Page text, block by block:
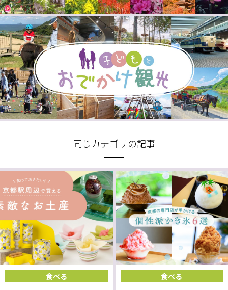
同じカテゴリの記事
食べる 食べる